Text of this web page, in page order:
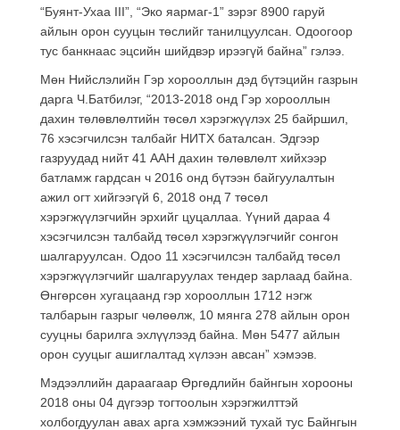
“Буянт-Ухаа III”, “Эко яармаг-1” зэрэг 8900 гаруй
айлын орон сууцын төслийг танилцуулсан. Одоогоор
тус банкнаас эцсийн шийдвэр ирээгүй байна” гэлээ.
Мөн Нийслэлийн Гэр хорооллын дэд бүтэцийн газрын
дарга Ч.Батбилэг, “2013-2018 онд Гэр хорооллын
дахин төлөвлөлтийн төсөл хэрэгжүүлэх 25 байршил,
76 хэсэгчилсэн талбайг НИТХ баталсан. Эдгээр
газруудад нийт 41 ААН дахин төлөвлөлт хийхээр
батламж гардсан ч 2016 онд бүтээн байгуулалтын
ажил огт хийгээгүй 6, 2018 онд 7 төсөл
хэрэгжүүлэгчийн эрхийг цуцаллаа. Үүний дараа 4
хэсэгчилсэн талбайд төсөл хэрэгжүүлэгчийг сонгон
шалгаруулсан. Одоо 11 хэсэгчилсэн талбайд төсөл
хэрэгжүүлэгчийг шалгаруулах тендер зарлаад байна.
Өнгөрсөн хугацаанд гэр хорооллын 1712 нэгж
талбарын газрыг чөлөөлж, 10 мянга 278 айлын орон
сууцны барилга эхлүүлээд байна. Мөн 5477 айлын
орон сууцыг ашиглалтад хүлээн авсан” хэмээв.
Мэдээллийн дараагаар Өргөдлийн байнгын хорооны
2018 оны 04 дүгээр тогтоолын хэрэгжилттэй
холбогдуулан авах арга хэмжээний тухай тус Байнгын